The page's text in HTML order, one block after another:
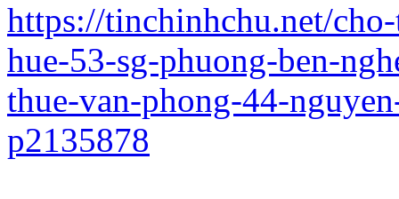
https://tinchinhchu.net/
hue-53-sg-phuong-ben-
thue-van-phong-44-
p2135878